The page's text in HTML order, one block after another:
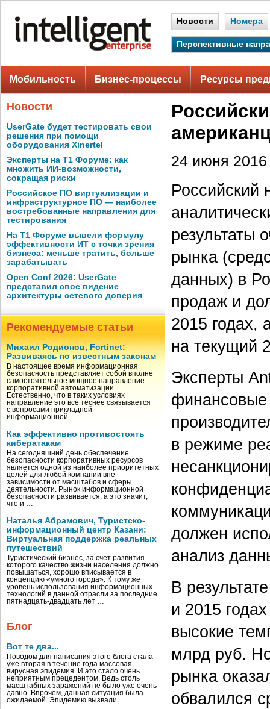
Новости Номера
Перспективные
Мобильность Бизнес-процессы Ресурсы
Новости
UserGate будет тестировать свои
решения при помощи
оборудования Xinertel
Эксперты на Т1 Форуме: как
множить ИИ-возможности,
сокращая риски
Российское ПО виртуализации и
инфраструктурное ПО — наиболее
востребованные направления для
тестирования
На Т1 Форуме вывели формулу
эффективности ИТ с точки зрения
бизнеса: меньше тратить, больше
зарабатывать
Open Conf 2026: UserGate
представил свое видение
архитектуры сетевого доверия
Рекомендуемые статьи
Михаил Родионов, Fortinet:
Развиваясь по известным законам
В настоящее время информационная
безопасность представляет собой вполне
самостоятельное мощное направление
корпоративной автоматизации.
Естественно, что в таких условиях
направление это все теснее связывается
с вопросами прикладной
информационной …
Как эффективно противостоять
кибератакам
На сегодняшний день обеспечение
безопасности корпоративных ресурсов
является одной из наиболее приоритетных
целей для любой компании вне
зависимости от масштабов и сферы
деятельности. Рынок информационной
безопасности развивается, а это значит,
что и …
Наталья Абрамович, Туристско-
информационный центр Казани:
Виртуальная поддержка реальных
путешествий
Туристический бизнес, за счет развития
которого качество жизни населения должно
повышаться, хорошо вписывается в
концепцию «умного города». К тому же
уровень использования информационных
технологий в данной отрасли за последние
пятнадцать-двадцать лет …
Блог
Вот те два...
Поводом для написания этого блога стала
уже вторая в течение года массовая
вирусная эпидемия. И это стало очень
неприятным прецедентом. Ведь столь
масштабных заражений не было уже очень
давно. Впрочем, данная ситуация была
ожидаемой. Эпидемию вызвали …
24 июня 2016
Российский
результаты
рынка
данных) в
продаж и
2015 годах,
на текущий
Эксперты
финансовые
в режиме
должен
анализ
В
и 2015
высокие
млрд руб.
рынка
обвалился